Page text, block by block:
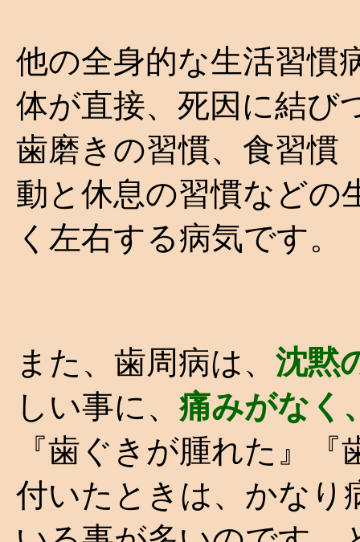
他の全身的な生活習慣
体が直接、死因に結び
歯磨きの習慣、食習慣
動と休息の習慣などの
く左右する病気です。
また、歯周病は、 沈黙
しい事に、 痛みがなく
『歯ぐきが腫れた』
付いたときは、かなり